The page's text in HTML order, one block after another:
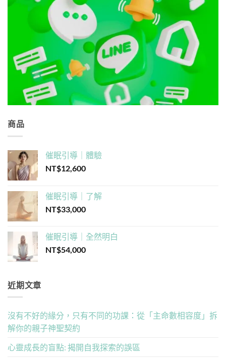
商品
催眠引導｜體驗
NT$12,600
催眠引導｜了解
NT$33,000
催眠引導｜全然明白
NT$54,000
近期文章
沒有不好的緣分，只有不同的功課：從「主命數相容度」拆
解你的親子神聖契約
心靈成長的盲點: 揭開自我探索的誤區